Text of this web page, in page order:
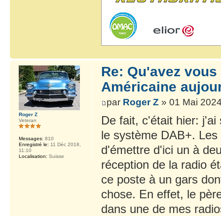
Re: Qu'avez
Américaine
par Roger Z » 01 Mai
De fait, c'était hier: j'ai
le système DAB+.
d'émettre d'ici un à
réception de la radio
ce poste à un gars
chose. En effet, le
dans une de mes
Roger Z
Veteran
Messages: 810
Enregistré le: 11 Déc 2018,
11:10
Localisation: Suisse